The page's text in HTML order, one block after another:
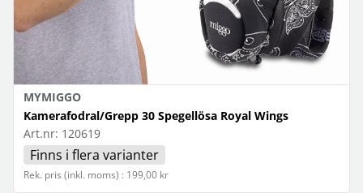
MYMIGGO
Kamerafodral/Grepp 30 Spegellösa Royal Wings
Art.nr: 120619
Finns i flera varianter
Rek. pris (inkl. moms) : 199,00 kr